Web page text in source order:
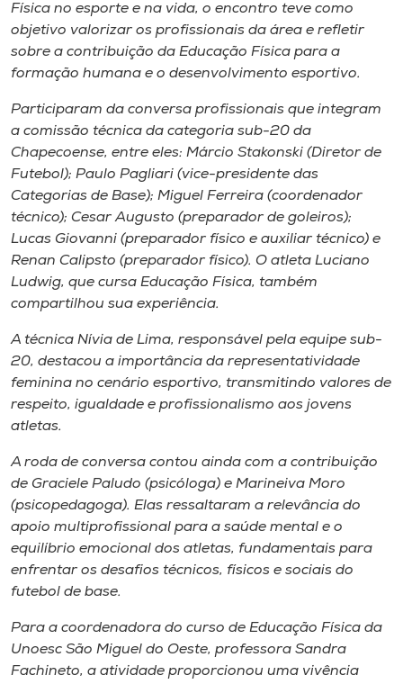
Unoesc
Store
Selecione
o idioma
A+
A-
Física no esporte e na vida, o encontro teve como
objetivo valorizar os profissionais da área e refletir
sobre a contribuição da Educação Física para a
formação humana e o desenvolvimento esportivo.
Participaram da conversa profissionais que integram
a comissão técnica da categoria sub-20 da
Chapecoense, entre eles: Márcio Stakonski (Diretor de
Futebol); Paulo Pagliari (vice-presidente das
Categorias de Base); Miguel Ferreira (coordenador
técnico); Cesar Augusto (preparador de goleiros);
Lucas Giovanni (preparador físico e auxiliar técnico) e
Renan Calipsto (preparador físico). O atleta Luciano
Ludwig, que cursa Educação Física, também
compartilhou sua experiência.
A técnica Nívia de Lima, responsável pela equipe sub-
20, destacou a importância da representatividade
feminina no cenário esportivo, transmitindo valores de
respeito, igualdade e profissionalismo aos jovens
atletas.
A roda de conversa contou ainda com a contribuição
de Graciele Paludo (psicóloga) e Marineiva Moro
(psicopedagoga). Elas ressaltaram a relevância do
apoio multiprofissional para a saúde mental e o
equilíbrio emocional dos atletas, fundamentais para
enfrentar os desafios técnicos, físicos e sociais do
futebol de base.
Para a coordenadora do curso de Educação Física da
Unoesc São Miguel do Oeste, professora Sandra
Fachineto, a atividade proporcionou uma vivência